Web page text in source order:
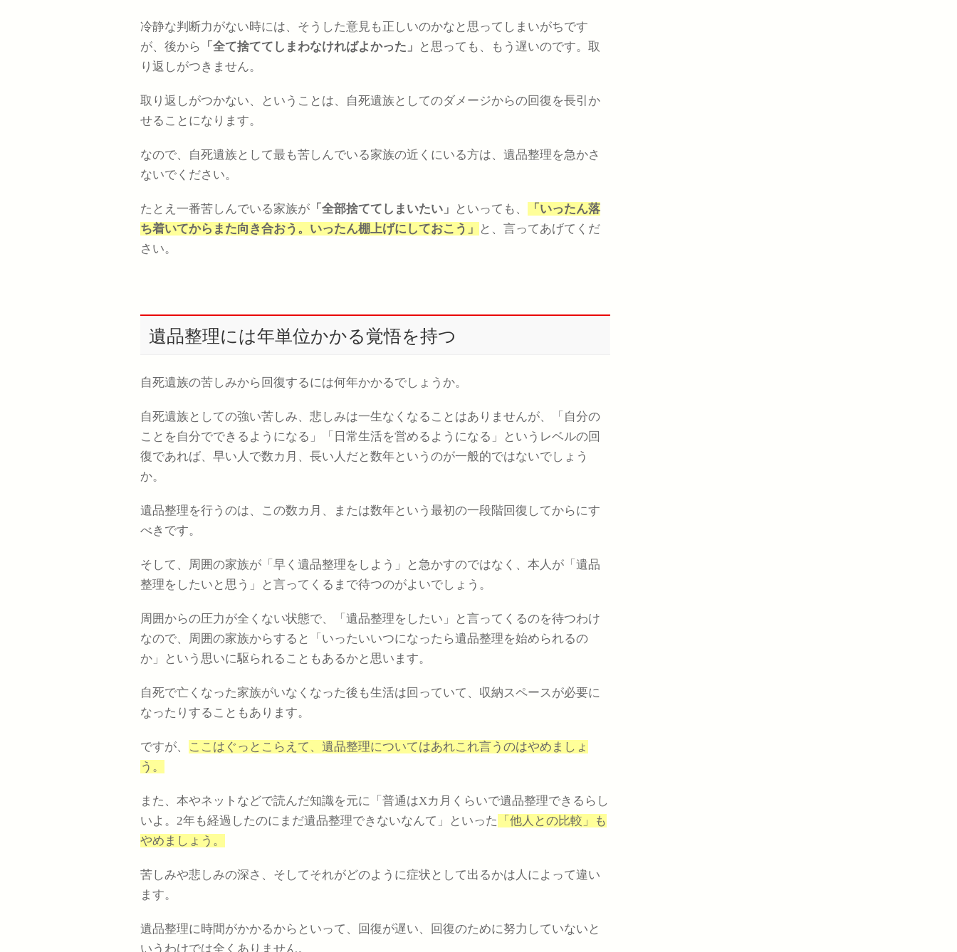
冷静な判断力がない時には、そうした意見も正しいのかなと思ってしまいがちです
が、後から
「全て捨ててしまわなければよかった」
と思っても、もう遅いのです。取
り返しがつきません。
取り返しがつかない、ということは、自死遺族としてのダメージからの回復を長引か
せることになります。
なので、自死遺族として最も苦しんでいる家族の近くにいる方は、遺品整理を急かさ
ないでください。
たとえ一番苦しんでいる家族が 「全部捨ててしまいたい」 といっても、
「いったん落
ち着いてからまた向き合おう。いったん棚上げにしておこう」
と、言ってあげてくだ
さい。
遺品整理には年単位かかる覚悟を持つ
自死遺族の苦しみから回復するには何年かかるでしょうか。
自死遺族としての強い苦しみ、悲しみは一生なくなることはありませんが、「自分の
ことを自分でできるようになる」「日常生活を営めるようになる」というレベルの回
復であれば、早い人で数カ月、長い人だと数年というのが一般的ではないでしょう
か。
遺品整理を行うのは、この数カ月、または数年という最初の一段階回復してからにす
べきです。
そして、周囲の家族が「早く遺品整理をしよう」と急かすのではなく、本人が「遺品
整理をしたいと思う」と言ってくるまで待つのがよいでしょう。
周囲からの圧力が全くない状態で、「遺品整理をしたい」と言ってくるのを待つわけ
なので、周囲の家族からすると「いったいいつになったら遺品整理を始められるの
か」という思いに駆られることもあるかと思います。
自死で亡くなった家族がいなくなった後も生活は回っていて、収納スペースが必要に
なったりすることもあります。
ですが、
ここはぐっとこらえて、遺品整理についてはあれこれ言うのはやめましょ
う。
また、本やネットなどで読んだ知識を元に「普通はXカ月くらいで遺品整理できるらし
いよ。2年も経過したのにまだ遺品整理できないなんて」といった
「他人との比較」も
やめましょう。
苦しみや悲しみの深さ、そしてそれがどのように症状として出るかは人によって違い
ます。
遺品整理に時間がかかるからといって、回復が遅い、回復のために努力していないと
いうわけでは全くありません。